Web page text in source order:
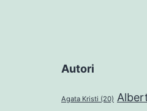
Autori
Agata Kristi (20)